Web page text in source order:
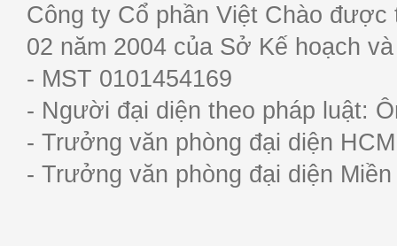
Công ty Cổ phần Việt Chào được
02 năm 2004 của Sở Kế hoạch
- MST 0101454169
- Người đại diện theo pháp luật:
- Trưởng văn phòng đại diện
- Trưởng văn phòng đại diện